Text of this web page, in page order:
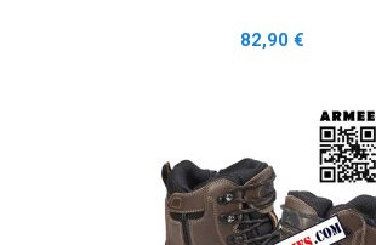
Prix
82,90 €